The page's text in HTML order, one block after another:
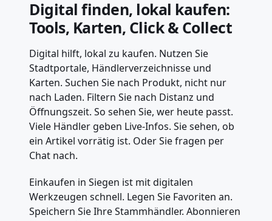
Digital finden, lokal kaufen:
Tools, Karten, Click & Collect
Digital hilft, lokal zu kaufen. Nutzen Sie
Stadtportale, Händlerverzeichnisse und
Karten. Suchen Sie nach Produkt, nicht nur
nach Laden. Filtern Sie nach Distanz und
Öffnungszeit. So sehen Sie, wer heute passt.
Viele Händler geben Live-Infos. Sie sehen, ob
ein Artikel vorrätig ist. Oder Sie fragen per
Chat nach.
Einkaufen in Siegen ist mit digitalen
Werkzeugen schnell. Legen Sie Favoriten an.
Speichern Sie Ihre Stammhändler. Abonnieren